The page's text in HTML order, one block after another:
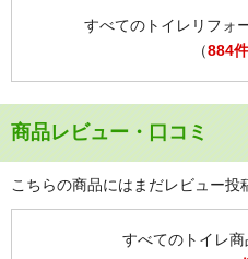
すべてのトイレリフォ
（884件
商品レビュー・口コミ
こちらの商品にはまだレビュー投
すべてのトイレ